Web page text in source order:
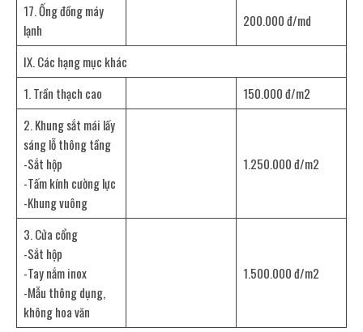
17. Ống đồng máy
lạnh
200.000 đ/md
IX. Các hạng mục khác
1. Trần thạch cao
150.000 đ/m2
2. Khung sắt mái lấy
sáng lỗ thông tầng
-Sắt hộp
-Tấm kính cường lực
-Khung vuông
1.250.000 đ/m2
3. Cửa cổng
-Sắt hộp
-Tay nắm inox
-Mẫu thông dụng,
không hoa văn
1.500.000 đ/m2